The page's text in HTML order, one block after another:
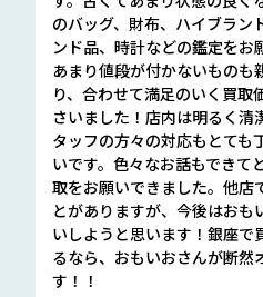
のバッグ、財布、ハイブラン
ンド品、時計などの鑑定をお
あまり値段が付かないものも
り、合わせて満足のいく買取
さいました！店内は明るく清
タッフの方々の対応もとても
いです。色々なお話もできて
取をお願いできました。他店
とがありますが、今後はおも
いしようと思います！銀座で
るなら、おもいおさんが断然
す！！